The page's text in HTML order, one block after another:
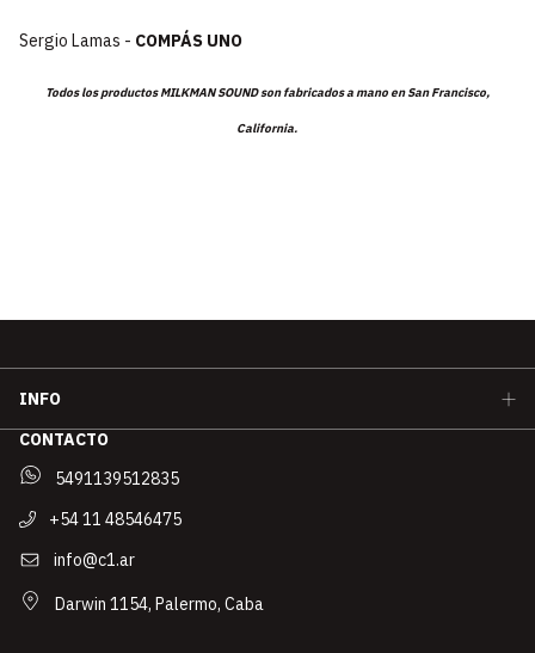
Sergio Lamas - COMPÁS UNO
Todos los productos MILKMAN SOUND son fabricados a mano en San Francisco,
California.
INFO
CONTACTO
5491139512835
+54 11 48546475
info@c1.ar
Darwin 1154, Palermo, Caba